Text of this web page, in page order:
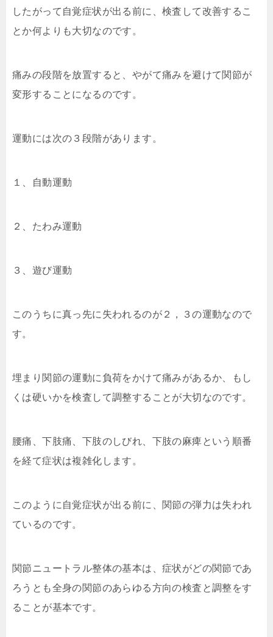
したがって自覚症状が出る前に、検査して改善するこ
とか何よりも大切なのです。
痛みの段階を放置すると、やがて痛みを避けて関節が
変形することになるのです。
運動には次の３段階があります。
１、自動運動
２、たわみ運動
３、遊び運動
このうちに真っ先に失われるのが２，３の運動なので
す。
埋まり関節の運動に負荷をかけて痛みがあるか、もし
くは硬いかを検査して調整することが大切なのです。
腰痛、下肢痛、下肢のしびれ、下肢の麻痺という順番
を経て症状は複雑化します。
このように自覚症状が出る前に、関節の弾力は失われ
ているのです。
関節ニュートラル整体の基本は、症状がどの関節であ
ろうとも全身の関節のあらゆる方向の検査と調整をす
ることが基本です。